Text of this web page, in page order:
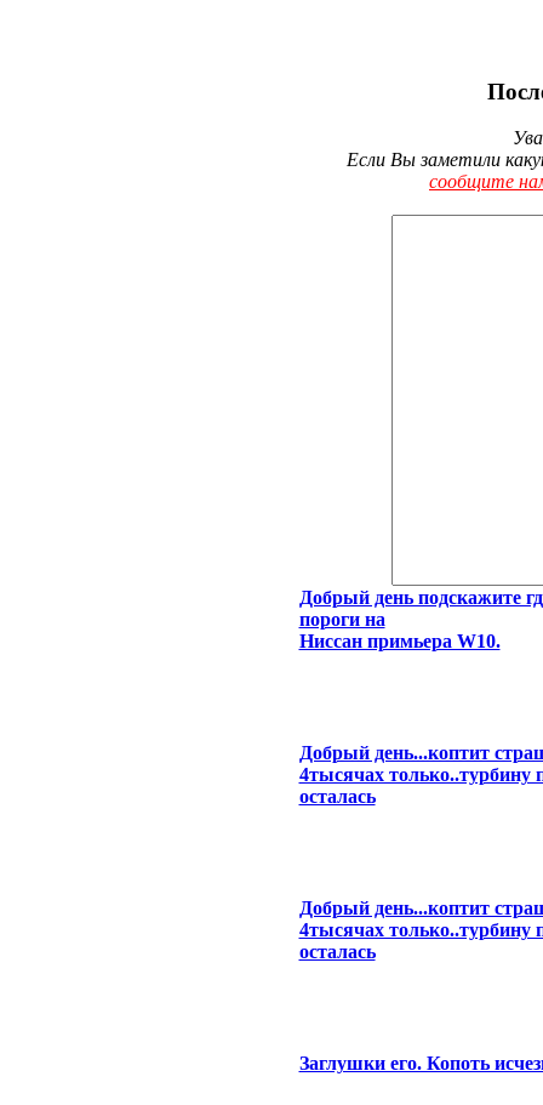
Если Вы заметили
сообщите
Добрый день подскажите
пороги на
Ниссан примьера W10.
Добрый день...коптит
4тысячах только..турбину
осталась
Добрый день...коптит
4тысячах только..турбину
осталась
Заглушки его. Копоть